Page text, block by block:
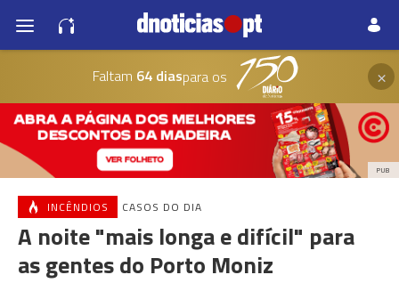
Faltam 64 diaspara os ×
PUB
INCÊNDIOS CASOS DO DIA
A noite "mais longa e difícil" para
as gentes do Porto Moniz